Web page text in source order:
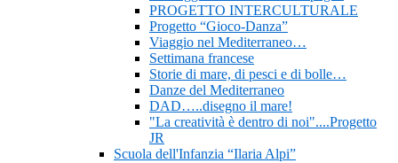
PROGETTO INTERCULTURALE
Progetto “Gioco-Danza”
Viaggio nel Mediterraneo…
Settimana francese
Storie di mare, di pesci e di bolle…
Danze del Mediterraneo
DAD…..disegno il mare!
"La creatività è dentro di noi"....Progetto
JR
Scuola dell'Infanzia “Ilaria Alpi”